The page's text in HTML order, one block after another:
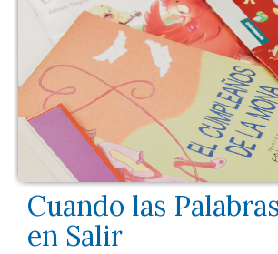
Cuando las
en Salir